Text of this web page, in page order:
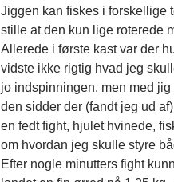
Jiggen kan fiskes i forskellige
stille at den kun lige roterede
Allerede i første kast var der
vidste ikke rigtig hvad jeg
jo indspinningen, men med
den sidder der (fandt jeg ud
en fedt fight, hjulet hvinede,
om hvordan jeg skulle styre
Efter nogle minutters fight